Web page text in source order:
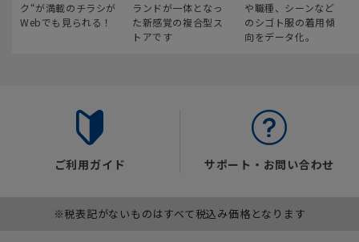
ク“が満載のチラシが
Webでも見られる！
ランドが一体となっ
た新感覚の複合型ス
トアです
や職種、シーンなど
のシゴト服の着用傾
向をデータ化。
ご利用ガイド サポート・お問い合わせ
※税表記がないものはすべて税込み価格となります